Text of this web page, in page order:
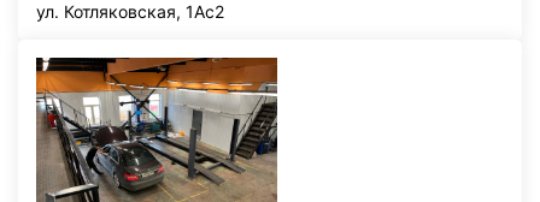
ул. Котляковская, 1Ас2